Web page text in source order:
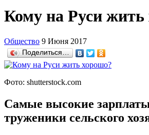
Кому на Руси жить
Общество 9 Июня 2017
Поделиться…
Фото: shutterstock.com
Самые высокие
труженики сельского